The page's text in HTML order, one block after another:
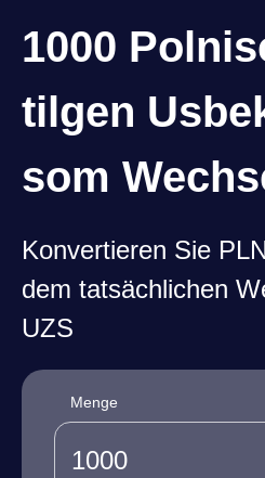
1000
tilgen
som
Konvertieren Sie
dem tatsächlichen
UZS
Menge